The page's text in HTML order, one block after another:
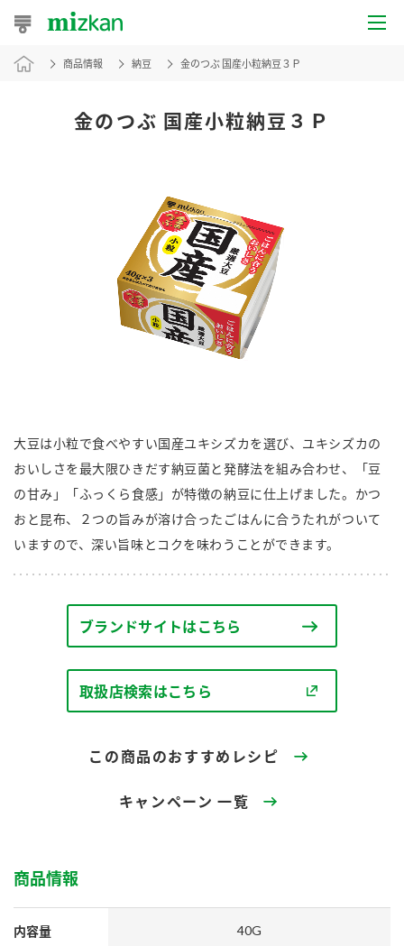
おうちレシピ
おすすめレシピ
商品からレシピを探す
酢 調味酢
お酢ドリンク ぽん酢
みりん風・料理酒 鍋用調味料
つゆ
スープ 中華
ふりかけ おすしの素
新商品一覧
キャンペーン情報
ブランド・スペシャルサイト
商品ブランドサイト
Fibee（ファイビー）
カンタン酢
つゆ
納豆のサイト
企業情報
国内事業概要
企業理念
ミツカンを知る
環境への取り組み
商品情報 納豆 金のつぶ 国産小粒納豆３Ｐ
金のつぶ 国産小粒納豆３Ｐ
大豆は小粒で食べやすい国産ユキシズカを選び、ユキシズカの
おいしさを最大限ひきだす納豆菌と発酵法を組み合わせ、「豆
の甘み」「ふっくら食感」が特徴の納豆に仕上げました。かつ
おと昆布、２つの旨みが溶け合ったごはんに合うたれがついて
いますので、深い旨味とコクを味わうことができます。
ブランドサイトはこちら
取扱店検索はこちら
この商品のおすすめレシピ
キャンペーン 一覧
商品情報
内容量 40G